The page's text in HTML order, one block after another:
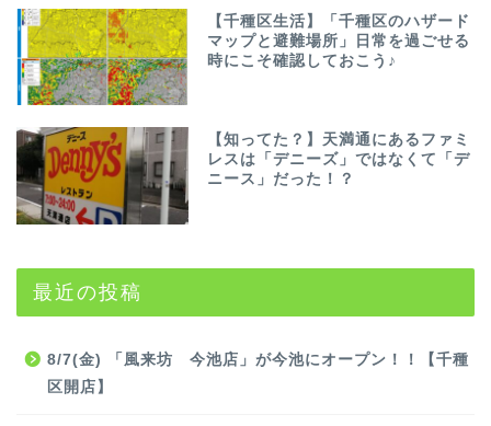
【千種区生活】「千種区のハザード
マップと避難場所」日常を過ごせる
時にこそ確認しておこう♪
【知ってた？】天満通にあるファミ
レスは「デニーズ」ではなくて「デ
ニース」だった！？
最近の投稿
8/7(金) 「風来坊 今池店」が今池にオープン！！【千種
区開店】